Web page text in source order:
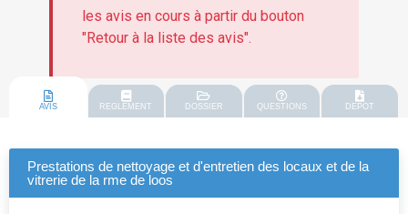
les avis en cours à partir du bouton
"Retour à la liste des avis".
AVIS REGLEMENT DOSSIER QUESTIONS DEPOT
Prestations de nettoyage et d'entretien des locaux et de la
vitrerie de la rme de loos